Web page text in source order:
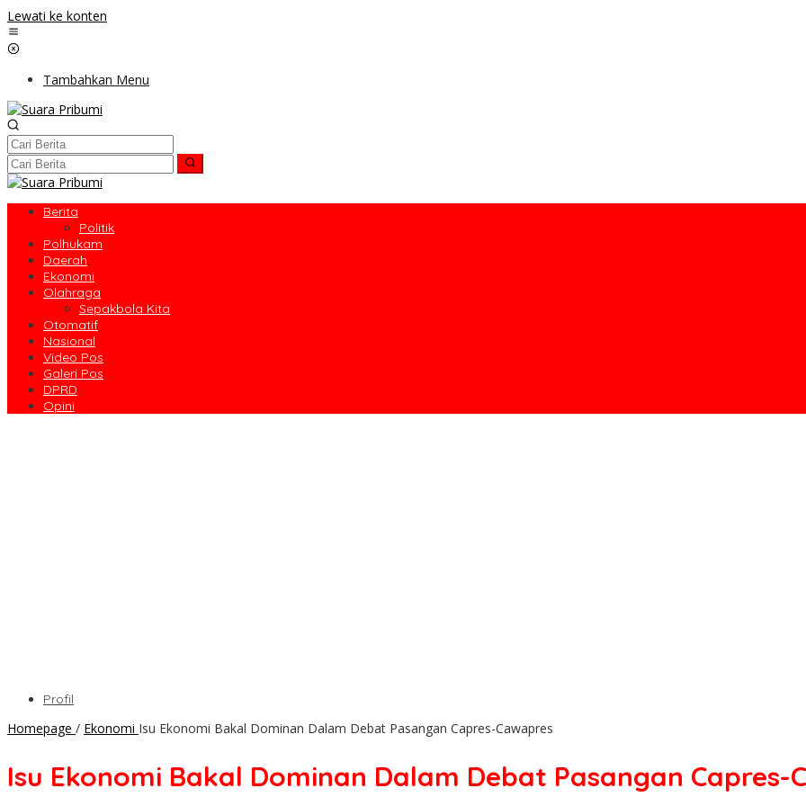
Lewati ke konten
Tambahkan Menu
Berita
Politik
Polhukam
Daerah
Ekonomi
Olahraga
Sepakbola Kita
Otomatif
Nasional
Video Pos
Galeri Pos
DPRD
Opini
Profil
Homepage / Ekonomi Isu Ekonomi Bakal Dominan Dalam Debat Pasangan Capres-Cawapres
Isu Ekonomi Bakal Dominan Dalam Debat Pasangan Capres-